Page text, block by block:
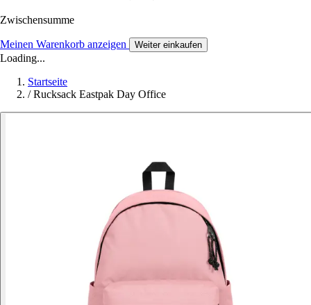
Zwischensumme
Meinen Warenkorb anzeigen Weiter einkaufen
Loading...
Startseite
/ Rucksack Eastpak Day Office